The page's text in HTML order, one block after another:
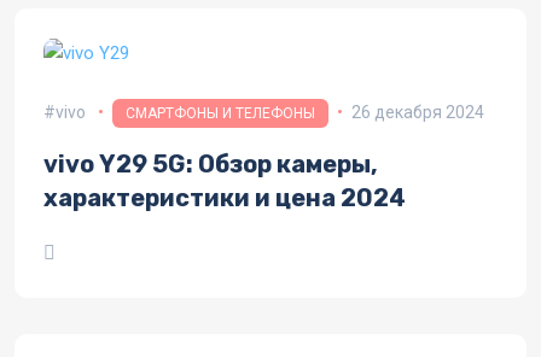
vivo СМАРТФОНЫ И ТЕЛЕФОНЫ 26 декабря 2024
vivo Y29 5G: Обзор камеры,
характеристики и цена 2024